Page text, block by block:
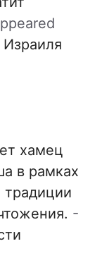
хамец
в рамках
традиции
-